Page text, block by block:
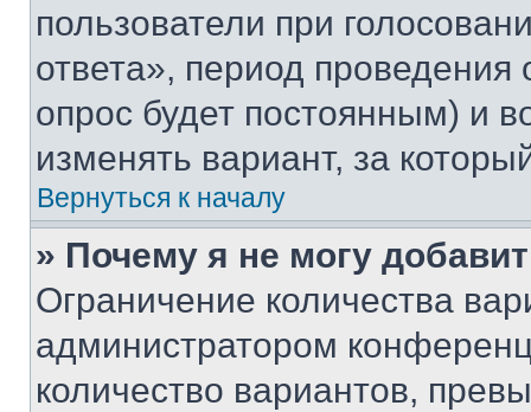
пользователи при
ответа», период проведения
опрос будет постоянным) и
изменять вариант, за
Вернуться к началу
» Почему я не могу
Ограничение количества
администратором
количество вариантов,